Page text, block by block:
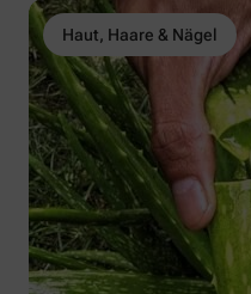
Haut, Haare & Nägel